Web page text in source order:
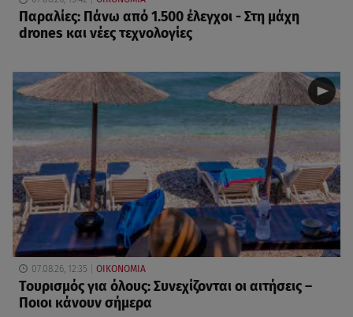
Παραλίες: Πάνω από 1.500 έλεγχοι - Στη μάχη
drones και νέες τεχνολογίες
07.08.26, 12:35 ΟΙΚΟΝΟΜΙΑ
Τουρισμός για όλους: Συνεχίζονται οι αιτήσεις –
Ποιοι κάνουν σήμερα